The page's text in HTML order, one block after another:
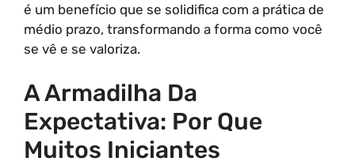
é um benefício que se solidifica com a prática de
médio prazo, transformando a forma como você
se vê e se valoriza.
A Armadilha Da
Expectativa: Por Que
Muitos Iniciantes